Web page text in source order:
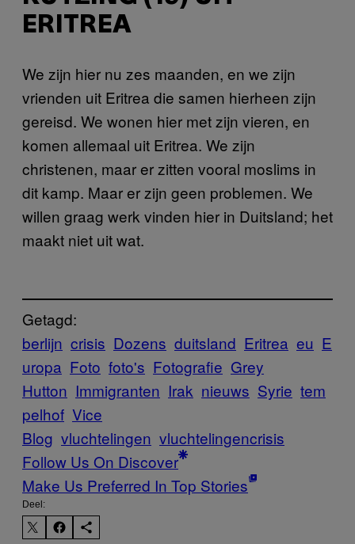
ERITREA
We zijn hier nu zes maanden, en we zijn
vrienden uit Eritrea die samen hierheen zijn
gereisd. We wonen hier met zijn vieren, en
komen allemaal uit Eritrea. We zijn
christenen, maar er zitten vooral moslims in
dit kamp. Maar er zijn geen problemen. We
willen graag werk vinden hier in Duitsland; het
maakt niet uit wat.
Getagd:
berlijn crisis Dozens duitsland Eritrea eu E
uropa Foto foto's Fotografie Grey
Hutton Immigranten Irak nieuws Syrie tem
pelhof Vice
Blog vluchtelingen vluchtelingencrisis
Follow Us On Discover
Make Us Preferred In Top Stories
Deel: